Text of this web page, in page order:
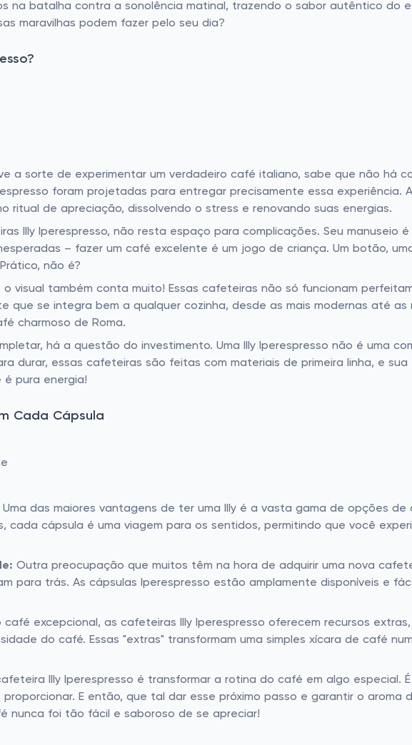
na batalha contra a sonolência matinal, trazendo o sabor autêntico do
maravilhas podem fazer pelo seu dia?
a sorte de experimentar um verdadeiro café italiano, sabe que não há
foram projetadas para entregar precisamente essa experiência.
ritual de apreciação, dissolvendo o stress e renovando suas energias.
Illy Iperespresso, não resta espaço para complicações. Seu manuseio
– fazer um café excelente é um jogo de criança. Um botão,
não é?
o visual também conta muito! Essas cafeteiras não só funcionam
que se integra bem a qualquer cozinha, desde as mais modernas até
charmoso de Roma.
há a questão do investimento. Uma Illy Iperespresso não é uma
durar, essas cafeteiras são feitas com materiais de primeira linha, e sua
é pura energia!
Cada Cápsula
Uma das maiores vantagens de ter uma Illy é a vasta gama de opções
cada cápsula é uma viagem para os sentidos, permitindo que você
Outra preocupação que muitos têm na hora de adquirir uma nova
para trás. As cápsulas Iperespresso estão amplamente disponíveis e
café excepcional, as cafeteiras Illy Iperespresso oferecem recursos
do café. Essas "extras" transformam uma simples xícara de café
Illy Iperespresso é transformar a rotina do café em algo especial.
E então, que tal dar esse próximo passo e garantir o aroma
nunca foi tão fácil e saboroso de se apreciar!